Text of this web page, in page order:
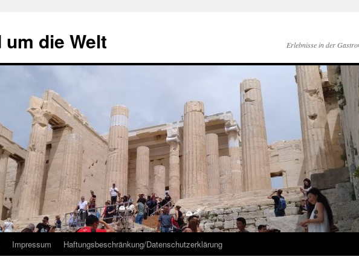
die Welt Erlebnisse in der
Impressum Haftungsbeschränkung/Datenschutzerklärung